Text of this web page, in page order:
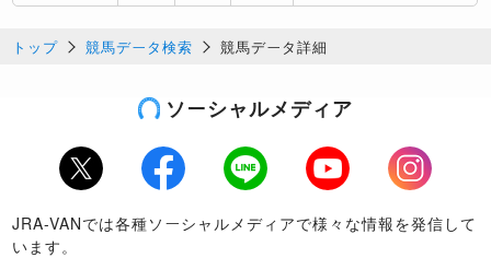
トップ 競馬データ検索 競馬データ詳細
ソーシャルメディア
Twitter Facebook LINE Youtube
Instagram
JRA-VANでは各種ソーシャルメディアで様々な情報を発信して
います。